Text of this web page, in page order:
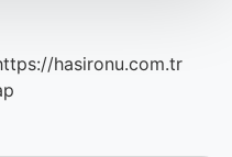
hasironu.com.tr